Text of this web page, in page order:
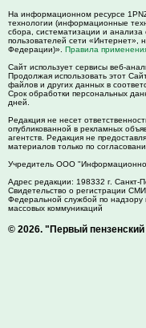
На информационном ресурсе
технологии (информационные
сбора, систематизации и анализа
пользователей сети «Интернет»,
Федерации)». Правила
Сайт использует сервисы веб-
Продолжая использовать этот
файлов и других данных в
Срок обработки персональных
дней.
Редакция не несет
опубликованной в рекламных
агентств. Редакция не
материалов только по
Учредитель ООО
Адрес редакции: 198332 г. Санкт-
Свидетельство о регистрации
Федеральной службой по
массовых коммуникаций
© 2026. "Первый пензенский